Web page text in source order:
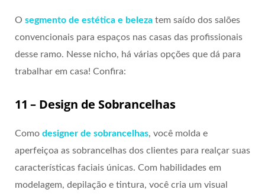
O segmento de estética e beleza tem saído dos salões
convencionais para espaços nas casas das profissionais
desse ramo. Nesse nicho, há várias opções que dá para
trabalhar em casa! Confira:
11 – Design de Sobrancelhas
Como designer de sobrancelhas, você molda e
aperfeiçoa as sobrancelhas dos clientes para realçar suas
características faciais únicas. Com habilidades em
modelagem, depilação e tintura, você cria um visual